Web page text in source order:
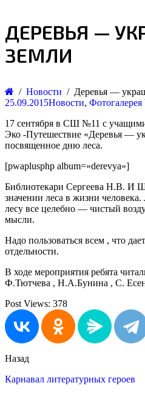
ДЕРЕВЬЯ —
ЗЕМЛИ
Новости
Деревья —
25.09.2015Новости, Фотогалерея
17 сентября в СШ №11 с
Эко -Путешествие «Деревья —
посвященное дню леса.
[pwaplusphp album=»derevya»]
Библиотекари Сергеева Н.В. И
значении леса в жизни
лесу все целебно — чистый
мысли.
Надо пользоваться всем , что
отдельности.
В ходе мероприятия ребята
Ф.Тютчева , Н.А.Бунина , С.
Post Views: 378
Назад
Карнавал литературных героев